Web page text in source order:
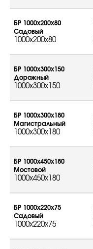
БР 1000х200х80
Садовый
1000x200x80
БР 1000х300х150
Дорожный
1000x300x150
БР 1000х300х180
Магистральный
1000x300x180
БР 1000х450х180
Мостовой
1000x450x180
БР 1000х220х75
Садовый
1000x220x75